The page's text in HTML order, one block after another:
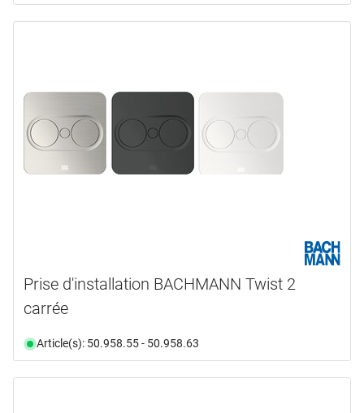
Prise d'installation BACHMANN Twist 2
carrée
Article(s): 50.958.55 - 50.958.63